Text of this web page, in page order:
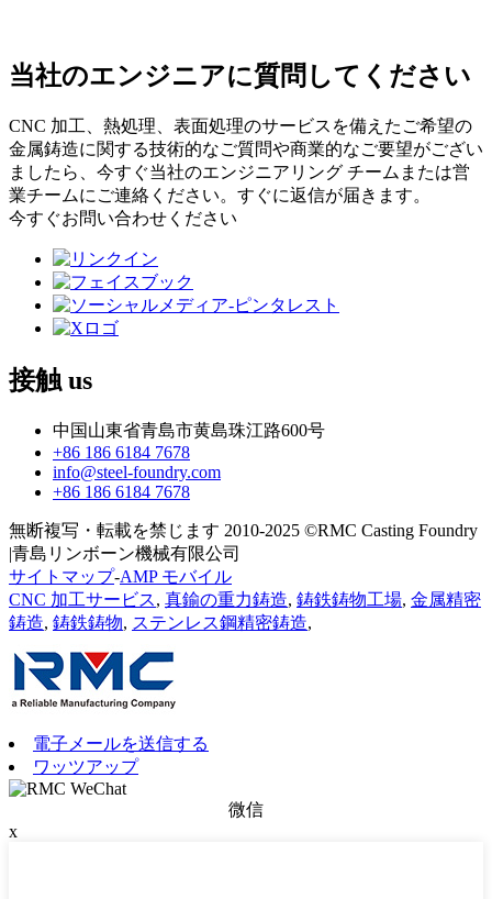
当社のエンジニアに質問してください
CNC 加工、熱処理、表面処理のサービスを備えたご希望の
金属鋳造に関する技術的なご質問や商業的なご要望がござい
ましたら、今すぐ当社のエンジニアリング チームまたは営
業チームにご連絡ください。すぐに返信が届きます。
今すぐお問い合わせください
接触 us
中国山東省青島市黄島珠江路600号
+86 186 6184 7678
info@steel-foundry.com
+86 186 6184 7678
無断複写・転載を禁じます 2010-2025 ©RMC Casting Foundry
|青島リンボーン機械有限公司
サイトマップ-AMP モバイル
CNC 加工サービス, 真鍮の重力鋳造, 鋳鉄鋳物工場, 金属精密
鋳造, 鋳鉄鋳物, ステンレス鋼精密鋳造,
電子メールを送信する
ワッツアップ
微信
x